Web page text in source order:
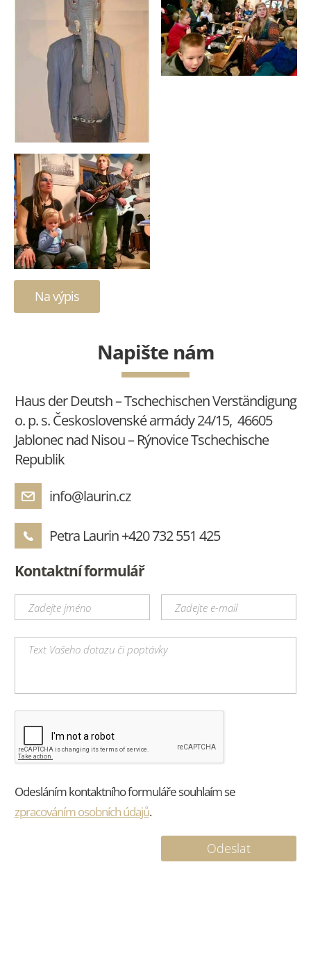
Na výpis
Napište nám
Haus der Deutsh – Tschechischen Verständigung
o. p. s. Československé armády 24/15, 46605
Jablonec nad Nisou – Rýnovice Tschechische
Republik
info@laurin.cz
Petra Laurin +420 732 551 425
Kontaktní formulář
Odesláním kontaktního formuláře souhlaím se
zpracováním osobních údajů.